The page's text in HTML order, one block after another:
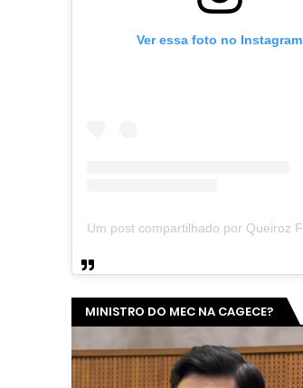
Ver essa foto no Instagram
MINISTRO DO MEC NA CAGECE?